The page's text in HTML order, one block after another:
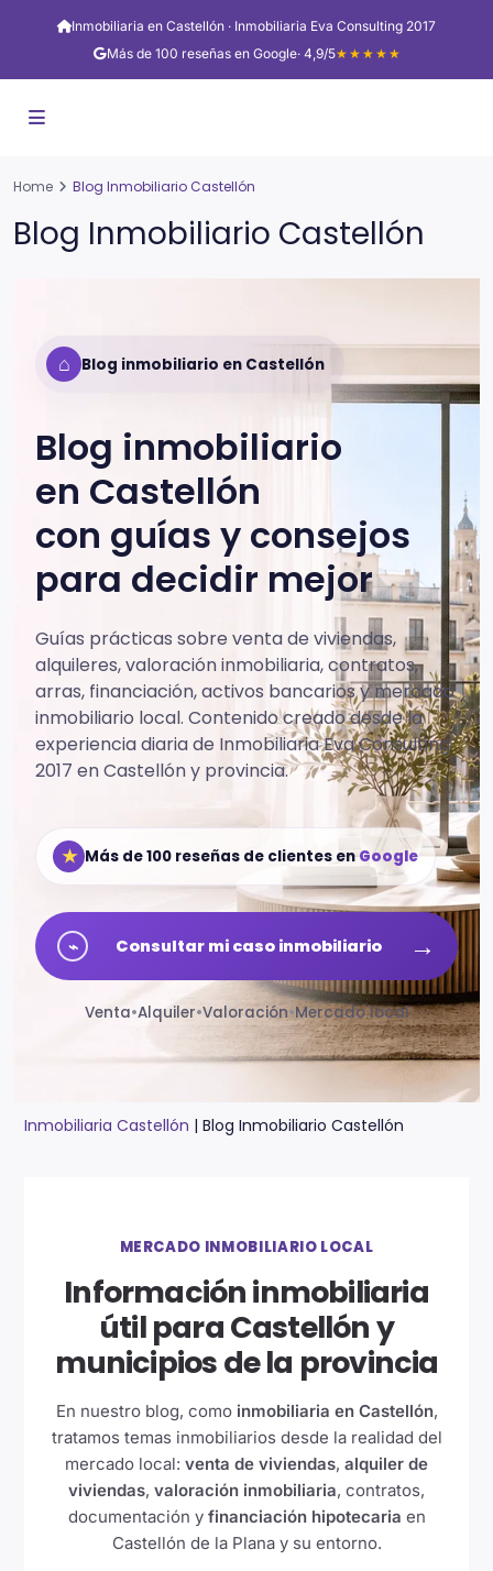
Inmobiliaria en Castellón · Inmobiliaria Eva Consulting 2017
Más de 100 reseñas en Google· 4,9/5★★★★★
Home Blog Inmobiliario Castellón
Blog Inmobiliario Castellón
⌂ Blog inmobiliario en Castellón
Blog inmobiliario
en Castellón
con guías y consejos
para decidir mejor
Guías prácticas sobre venta de viviendas,
alquileres, valoración inmobiliaria, contratos,
arras, financiación, activos bancarios y mercado
inmobiliario local. Contenido creado desde la
experiencia diaria de Inmobiliaria Eva Consulting
2017 en Castellón y provincia.
★ Más de 100 reseñas de clientes enGoogle
⌁ Consultar mi caso inmobiliario →
Venta•Alquiler•Valoración•Mercado local
Inmobiliaria Castellón | Blog Inmobiliario Castellón
MERCADO INMOBILIARIO LOCAL
Información inmobiliaria
útil para Castellón y
municipios de la provincia
En nuestro blog, como inmobiliaria en Castellón,
tratamos temas inmobiliarios desde la realidad del
mercado local: venta de viviendas, alquiler de
viviendas, valoración inmobiliaria, contratos,
documentación y financiación hipotecaria en
Castellón de la Plana y su entorno.